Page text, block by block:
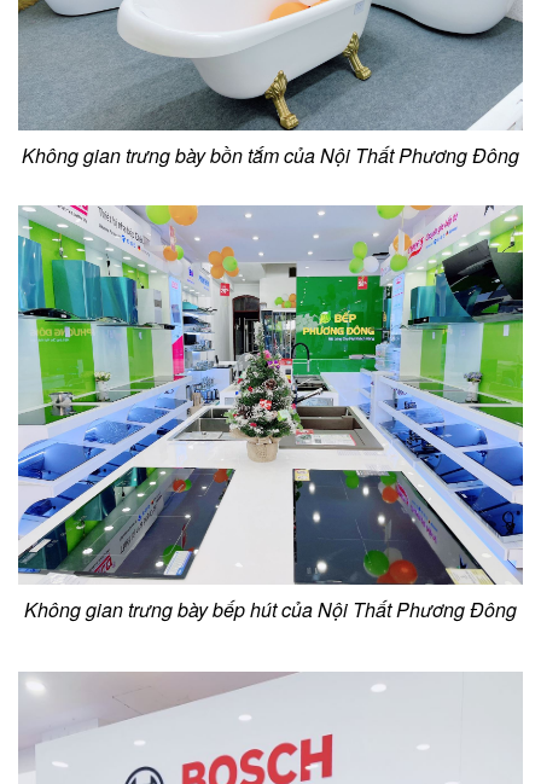
Không gian trưng bày bồn tắm của Nội Thất Phương Đông
Không gian trưng bày bếp hút của Nội Thất Phương Đông